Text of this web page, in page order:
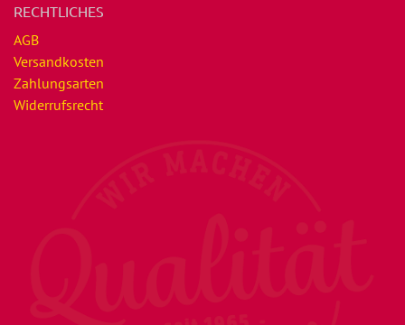
RECHTLICHES
AGB
Versandkosten
Zahlungsarten
Widerrufsrecht